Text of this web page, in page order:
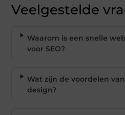
Veelgestelde
Waarom is een snelle
voor SEO?
Wat zijn de voordelen
design?